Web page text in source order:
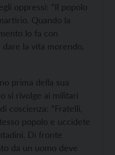
oppressi: “Il popolo
Quando la
lo fa con
la vita morendo,
prima della sua
si rivolge ai militari
coscienza: “Fratelli,
popolo e uccidete
Di fronte
da un uomo deve